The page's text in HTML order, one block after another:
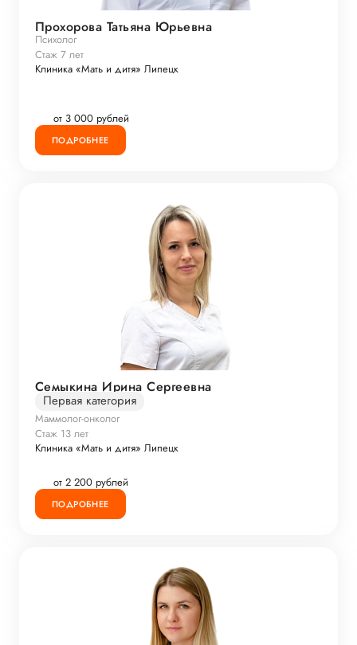
Прохорова Татьяна Юрьевна
Психолог
Стаж 7 лет
Клиника «Мать и дитя» Липецк
от 3 000 рублей
ПОДРОБНЕЕ
Семыкина Ирина Сергеевна
Первая категория
Маммолог-онколог
Стаж 13 лет
Клиника «Мать и дитя» Липецк
от 2 200 рублей
ПОДРОБНЕЕ